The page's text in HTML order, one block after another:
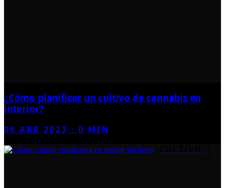
¿Cómo planificar un cultivo de cannabis en
interior?
06 ABR 2023 ·0 MIN